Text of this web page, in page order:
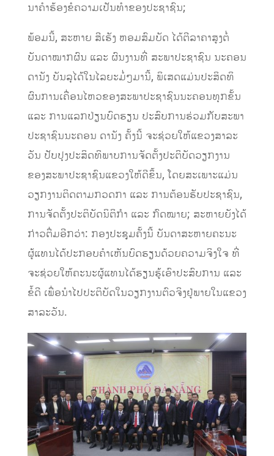
ນາຄໍາຮ້ອງຂໍຄວາມເປັນທໍາຂອງປະຊາຊົນ;
ພ້ອມນີ້, ສະຫາຍ ສີເຮັງ ຫອມສົມບັດ ໄດ້ຕີ​ລາຄາ​ສູງ​ຕໍ່
ບັນດາ​ໝາກຜົນ​ ແລະ ຜົນງານທີ່​ ສະພາປະຊາຊົນ ນະຄອນ
ດາ​ນັງ ບັນລຸ​ໄດ້​ໃນ​ໄລຍະ​ມໍ່ໆ​ມາ​ນີ້, ພິ​ເສດ​ແມ່ນ​ປະສິດທິ​
ຜົນ​ການ​ເຄື່ອນ​ໄຫວ​ຂອງ​ສະພາ​ປະຊາຊົນ​ນະຄອນ​ທຸກ​ຂັ້ນ
ແລະ ​ການ​ແລກປ່ຽນ​ບົດຮຽນ ປະສົບ​ການ​ຮ່ວມກັບ​ສະພາ​
ປະຊາຊົນ​ນະຄອນ ດາ​ນັງ ຄັ້ງນີ້ ຈະ​ຊ່ວຍ​ໃຫ້​ແຂວງ​ສາລະ​
ວັນ​ ປັບປຸງ​ປະສິດທິພາບ​ການຈັດຕັ້ງ​ປະຕິບັດວຽກ​ງານ​
ຂອງ​ສະພາ​ປະຊາຊົນ​ແຂວງ​ໃຫ້​ດີ​ຂຶ້ນ, ​ໂດຍ​ສະ​ເພາະ​ແມ່ນ​
ວຽກ​ງານຕິດຕາມ​ກວດກາ ​ແລະ ການ​ຕ້ອນຮັບ​ປະຊາຊົນ,
ການຈັດ​ຕັ້ງ​ປະຕິບັດ​ນິຕິກໍາ ​ແລະ ກົດໝາຍ; ສະຫາຍຍັງໄດ້​
ກ່າວຕື່ມອີກວ່າ: ກອງ​ປະຊຸມຄັ້ງນີ້ ບັນດາສະຫາຍຄະນະ
ຜູ້ແທນໄດ້ປະກອບຄຳ​ເຫັນ​ບົດຮຽນດ້ວຍຄວາມຈິງໃຈ ​ທີ່
ຈະ​ຊ່ວຍ​ໃຫ້​ຄະນະ​ຜູ້​ແທນ​ໄດ້​ຮຽນຮູ້​ເອົາ​ປະສົບ​ການ ​ແລະ
ຂໍ້​ດີ ​ເພື່ອ​ນຳ​ໄປ​ປະຕິບັດ​ໃນ​ວຽກ​ງານ​ຕົວ​ຈິງ​ຢູ່​ພາຍໃນແຂວງ​
ສາລະ​ວັນ.